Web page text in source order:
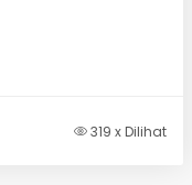
319 x Dilihat